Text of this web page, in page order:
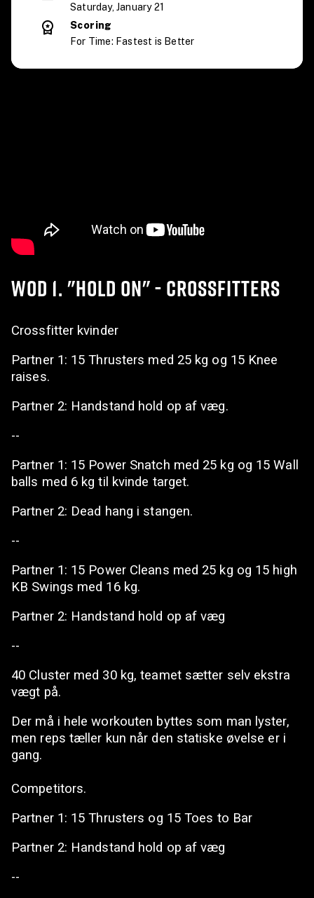
Saturday, January 21
Scoring
For Time: Fastest is Better
WOD 1. "HOLD ON" - CROSSFITTERS
Crossfitter kvinder
Partner 1: 15 Thrusters med 25 kg og 15 Knee
raises.
Partner 2: Handstand hold op af væg.
--
Partner 1: 15 Power Snatch med 25 kg og 15 Wall
balls med 6 kg til kvinde target.
Partner 2: Dead hang i stangen.
--
Partner 1: 15 Power Cleans med 25 kg og 15 high
KB Swings med 16 kg.
Partner 2: Handstand hold op af væg
--
40 Cluster med 30 kg, teamet sætter selv ekstra
vægt på.
Der må i hele workouten byttes som man lyster,
men reps tæller kun når den statiske øvelse er i
gang.
Competitors.
Partner 1: 15 Thrusters og 15 Toes to Bar
Partner 2: Handstand hold op af væg
--